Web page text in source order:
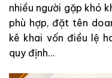
nhiều người gặp khó
phù hợp, đặt tên
kê khai vốn điều lệ
quy định…